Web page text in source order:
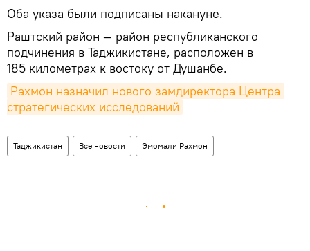
Оба указа были подписаны накануне.
Раштский район — район республиканского
подчинения в Таджикистане, расположен в
185 километрах к востоку от Душанбе.
Рахмон назначил нового замдиректора Центра
стратегических исследований
Таджикистан Все новости Эмомали Рахмон